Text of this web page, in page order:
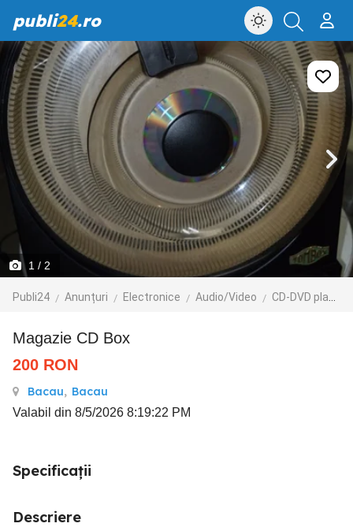
publi24.ro
1 / 2
Publi24 Anunțuri Electronice Audio/Video CD-DVD playere
Magazie CD Box
200 RON
Bacau, Bacau
Valabil din 8/5/2026 8:19:22 PM
Specificații
Descriere